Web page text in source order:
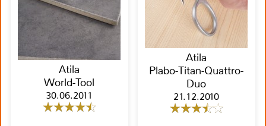
Atila
World-Tool
30.06.2011
Atila
Plabo-Titan-Quattro-
Duo
21.12.2010